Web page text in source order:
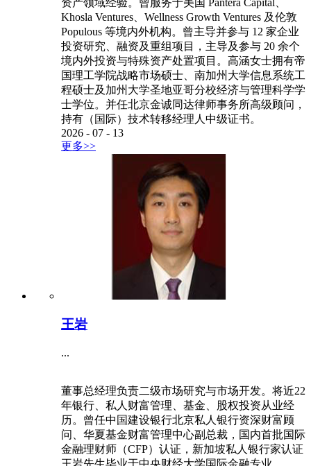
资产领域经验。曾服务于美国 Pantera Capital、
Khosla Ventures、Wellness Growth Ventures 及伦敦
Populous 等境内外机构。曾主导并参与 12 家企业
投资研究、融资及重组项目，主导及参与 20 余个
境内外投资与特殊资产处置项目。高涵女士拥有帝
国理工学院战略市场硕士、南加州大学信息系统工
程硕士及加州大学圣地亚哥分校经济与管理科学学
士学位。并任北京金诚同达律师事务所高级顾问，
持有（国际）技术转移经理人中级证书。
2026 - 07 - 13
更多>>
王岩
...
董事总经理负责二级市场研究与市场开发。将近22
年银行、私人财富管理、基金、股权投资从业经
历。曾任中国建设银行北京私人银行资深财富顾
问、华夏基金财富管理中心副总裁，国内首批国际
金融理财师（CFP）认证，新加坡私人银行家认证
王岩先生毕业于中央财经大学国际金融专业